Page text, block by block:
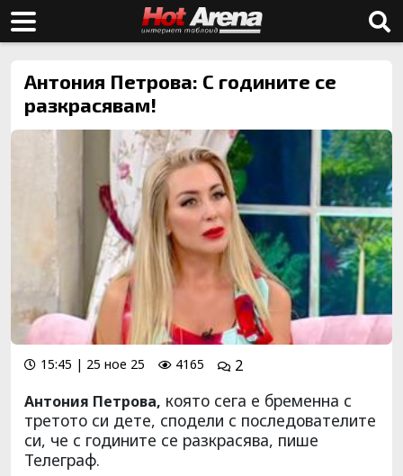
Антония Петрова: С годините се
разкрасявам!
15:45 | 25 ное 25 4165
2
Антония Петрова, която сега е бременна с
третото си дете, сподели с последователите
си, че с годините се разкрасява, пише
Телеграф.